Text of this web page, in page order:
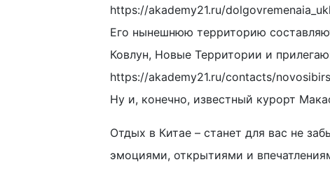
https://akademy21.ru/
Его нынешнюю территорию
Ковлун, Новые Территории и
https://akademy21.ru/contacts/
Ну и, конечно, известный курорт
Отдых в Китае – станет для вас не
эмоциями, открытиями и